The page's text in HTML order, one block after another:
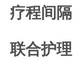
疗程间隔
联合护理